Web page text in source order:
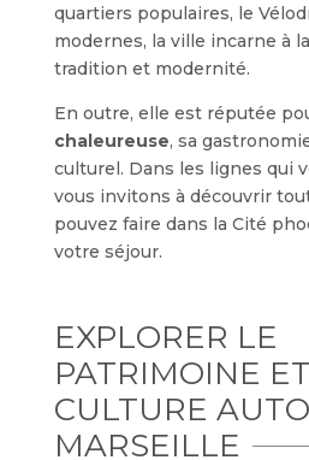
quartiers populaires, le
modernes, la ville incarne à
tradition et modernité.
En outre, elle est réputée
chaleureuse, sa
culturel. Dans les lignes qui
vous invitons à découvrir
pouvez faire dans la Cité
votre séjour.
EXPLORER LE
PATRIMOINE
CULTURE
MARSEILLE